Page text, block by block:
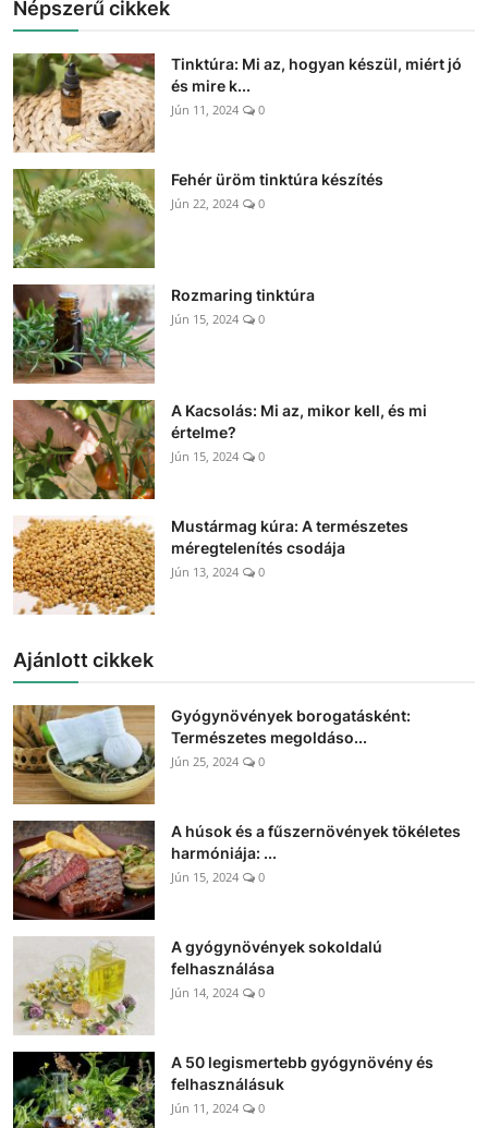
Népszerű cikkek
Tinktúra: Mi az, hogyan készül, miért jó
és mire k...
Jún 11, 2024 0
Fehér üröm tinktúra készítés
Jún 22, 2024 0
Rozmaring tinktúra
Jún 15, 2024 0
A Kacsolás: Mi az, mikor kell, és mi
értelme?
Jún 15, 2024 0
Mustármag kúra: A természetes
méregtelenítés csodája
Jún 13, 2024 0
Ajánlott cikkek
Gyógynövények borogatásként:
Természetes megoldáso...
Jún 25, 2024 0
A húsok és a fűszernövények tökéletes
harmóniája: ...
Jún 15, 2024 0
A gyógynövények sokoldalú
felhasználása
Jún 14, 2024 0
A 50 legismertebb gyógynövény és
felhasználásuk
Jún 11, 2024 0